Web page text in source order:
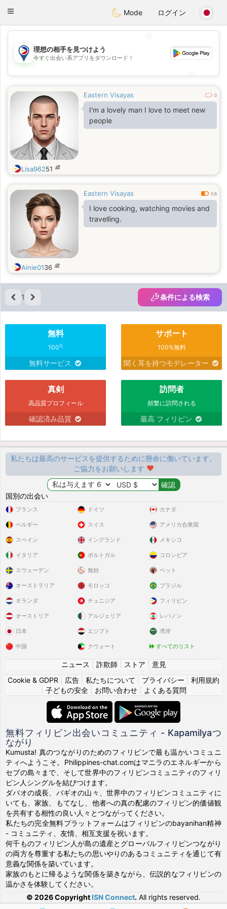
PhilippinesChat
Toggle
Mode ログイン
💖
💕
理想の相手を見つけよう
今すぐ出会い系アプリをダウンロード！
Eastern Visayas 0
I'm a lovely man I love to meet new
people
Lisa96251 歳
Eastern Visayas 0.6
I love cooking, watching movies and
travelling.
Ainie0136 歳
1 条件による検索
無料
100%
無料サービス
サポート
100%無料
聞く耳を持つモデレーター
真剣
高品質プロフィール
確認済み品質
訪問者
頻繁に訪問される
最高 フィリピン
私たちは最高のサービスを提供するために懸命に働いています。
ご協力をお願いします
国別の出会い
フランス
ベルギー
スペイン
イタリア
スウェーデン
ドイツ
スイス
イングランド
ポルトガル
無効
カナダ
アメリカ合衆国
メキシコ
コロンビア
ペット
オーストラリア
オランダ
オーストリア
日本
中国
モロッコ
チュニジア
アルジェリア
エジプト
クウェート
ブラジル
フィリピン
レバノン
湾岸
すべてのリスト
ニュース 詐欺師 ストア
意見
Cookie & GDPR
広告 私たちについて プライバシー
利用規約
子どもの安全| お問い合わせ| よくある質問
無料フィリピン出会いコミュニティ - Kapamilyaつ
ながり
Kumusta! 真のつながりのためのフィリピンで最も温かいコミュニ
ティへようこそ。Philippines-chat.comはマニラのエネルギーから
セブの島々まで、そして世界中のフィリピンコミュニティのフィリ
ピン人シングルを結びつけます。
ダバオの成長、バギオの山々、世界中のフィリピンコミュニティに
いても、家族、もてなし、他者への真の配慮のフィリピン的価値観
を共有する相性の良い人々とつながってください。
私たちの完全無料プラットフォームはフィリピンのbayanihan精神
- コミュニティ、友情、相互支援を祝います。
何千ものフィリピン人が島の遺産とグローバルフィリピンつながり
の両方を尊重する私たちの思いやりのあるコミュニティを通じて有
意義な関係を築いています。
家族のもとに帰るような関係を築きながら、伝説的なフィリピンの
温かさを体験してください。
© 2026 Copyright ISN Connect. All rights reserved.